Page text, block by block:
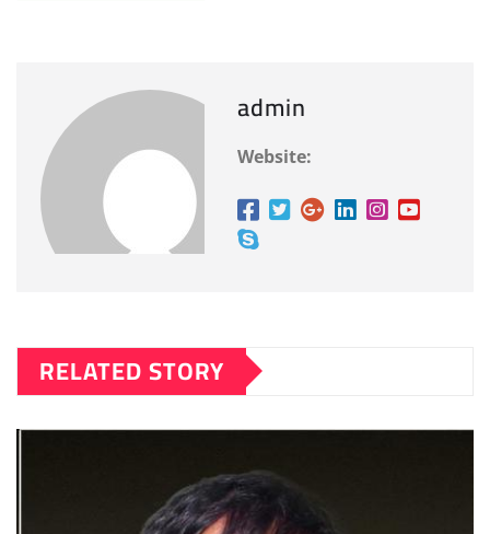
admin
Website:
RELATED STORY